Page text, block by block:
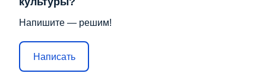
Напишите — решим!
Написать